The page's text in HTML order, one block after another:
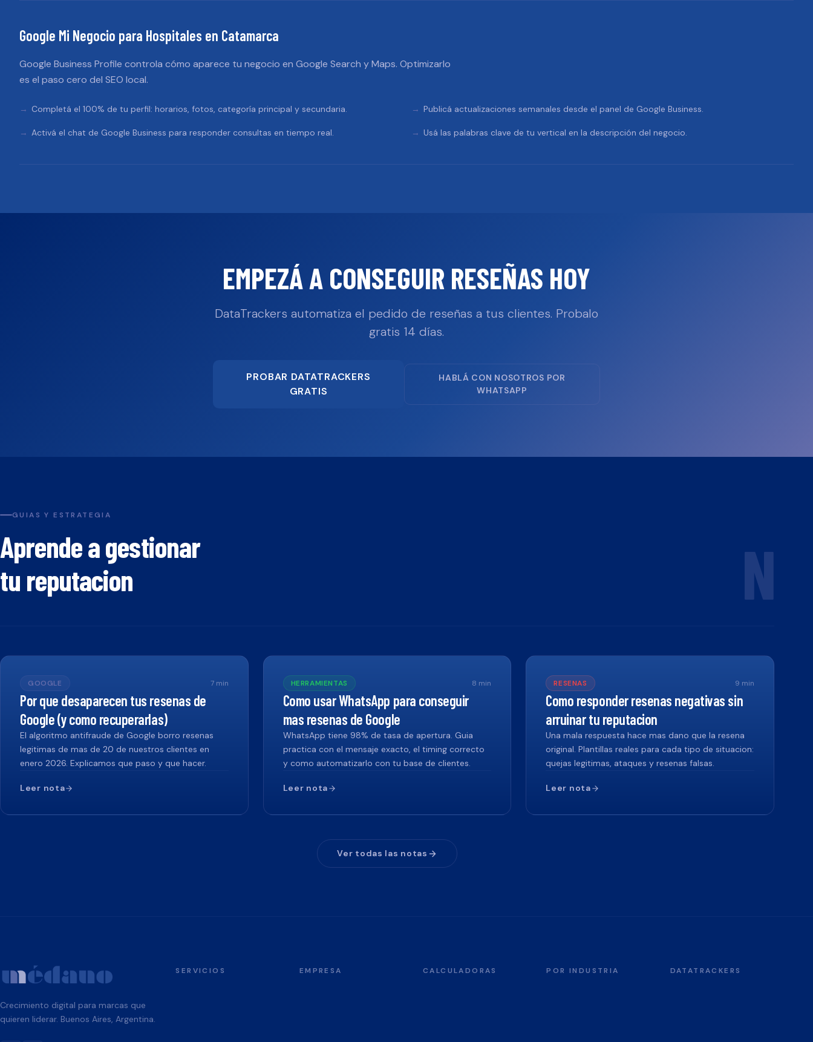
Google Mi Negocio para Hospitales en Catamarca
Google Business Profile controla cómo aparece tu negocio en Google Search y Maps. Optimizarlo
es el paso cero del SEO local.
Completá el 100% de tu perfil: horarios, fotos, categoría principal y secundaria. Publicá actualizaciones semanales desde el panel de Google Business.
Activá el chat de Google Business para responder consultas en tiempo real. Usá las palabras clave de tu vertical en la descripción del negocio.
EMPEZÁ A CONSEGUIR RESEÑAS HOY
DataTrackers automatiza el pedido de reseñas a tus clientes. Probalo
gratis 14 días.
PROBAR DATATRACKERS
GRATIS
HABLÁ CON NOSOTROS POR
WHATSAPP
GUIAS Y ESTRATEGIA
Aprende a gestionar
tu reputacion
N
GOOGLE 7min
Por que desaparecen tus resenas de
Google (y como recuperarlas)
El algoritmo antifraude de Google borro resenas
legitimas de mas de 20 de nuestros clientes en
enero 2026. Explicamos que paso y que hacer.
Leer nota
HERRAMIENTAS 8 min
Como usar WhatsApp para conseguir
mas resenas de Google
WhatsApp tiene 98% de tasa de apertura. Guia
practica con el mensaje exacto, el timing correcto
y como automatizarlo con tu base de clientes.
Leer nota
RESENAS 9 min
Como responder resenas negativas sin
arruinar tu reputacion
Una mala respuesta hace mas dano que la resena
original. Plantillas reales para cada tipo de situacion:
quejas legitimas, ataques y resenas falsas.
Leer nota
Ver todas las notas
Crecimiento digital para marcas que
quieren liderar. Buenos Aires, Argentina.
SERVICIOS EMPRESA CALCULADORAS POR INDUSTRIA DATATRACKERS